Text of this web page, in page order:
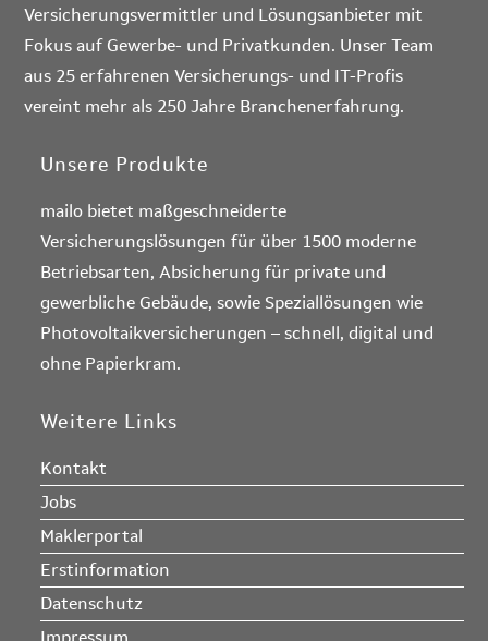
Versicherungsvermittler und Lösungsanbieter mit
Fokus auf Gewerbe- und Privatkunden. Unser Team
aus 25 erfahrenen Versicherungs- und IT-Profis
vereint mehr als 250 Jahre Branchenerfahrung.
Unsere Produkte
mailo bietet maßgeschneiderte
Versicherungslösungen für über 1500 moderne
Betriebsarten, Absicherung für private und
gewerbliche Gebäude, sowie Speziallösungen wie
Photovoltaikversicherungen – schnell, digital und
ohne Papierkram.
Weitere Links
Kontakt
Jobs
Maklerportal
Erstinformation
Datenschutz